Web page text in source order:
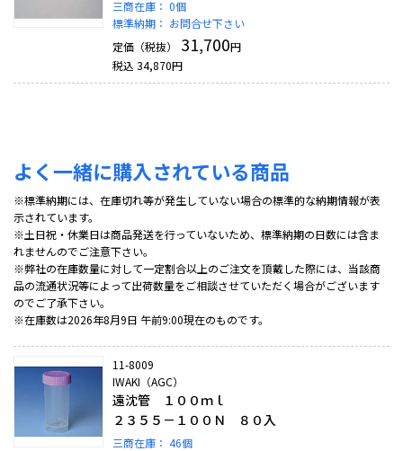
三商在庫： 0個
標準納期： お問合せ下さい
定価（税抜）
31,700円
税込 34,870円
よく一緒に購入されている商品
※標準納期には、在庫切れ等が発生していない場合の標準的な納期情報が表
示されています。
※土日祝・休業日は商品発送を行っていないため、標準納期の日数には含ま
れませんのでご注意下さい。
※弊社の在庫数量に対して一定割合以上のご注文を頂戴した際には、当該商
品の流通状況等によって出荷数量をご相談させていただく場合がございます
のでご了承下さい。
※在庫数は2026年8月9日 午前9:00現在のものです。
11-8009
IWAKI（AGC）
遠沈管 １００ｍｌ
２３５５－１００Ｎ ８０入
三商在庫： 46個